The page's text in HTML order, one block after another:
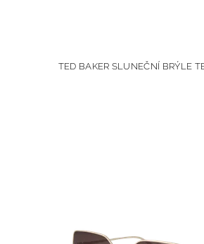
TED BAKER SLUNEČNÍ BRÝLE